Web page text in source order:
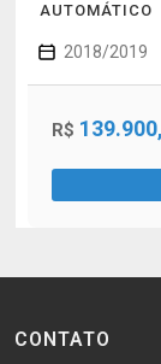
AUTOMÁTICO
2018/2019
R$
CONTATO